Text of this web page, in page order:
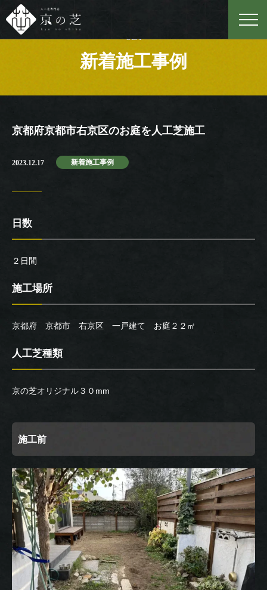
Case
新着施工事例
京都府京都市右京区のお庭を人工芝施工
2023.12.17 新着施工事例
日数
２日間
施工場所
京都府 京都市 右京区 一戸建て お庭２２㎡
人工芝種類
京の芝オリジナル３０mm
施工前